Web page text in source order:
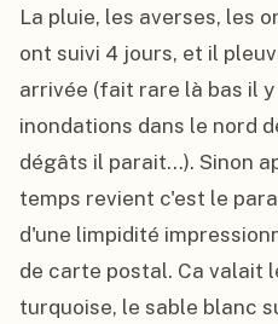
La pluie, les averses, les
ont suivi 4 jours, et il
arrivée (fait rare là bas il y
inondations dans le nord
dégâts il parait...). Sinon
temps revient c'est le
d'une limpidité
de carte postal. Ca valait
turquoise, le sable blanc